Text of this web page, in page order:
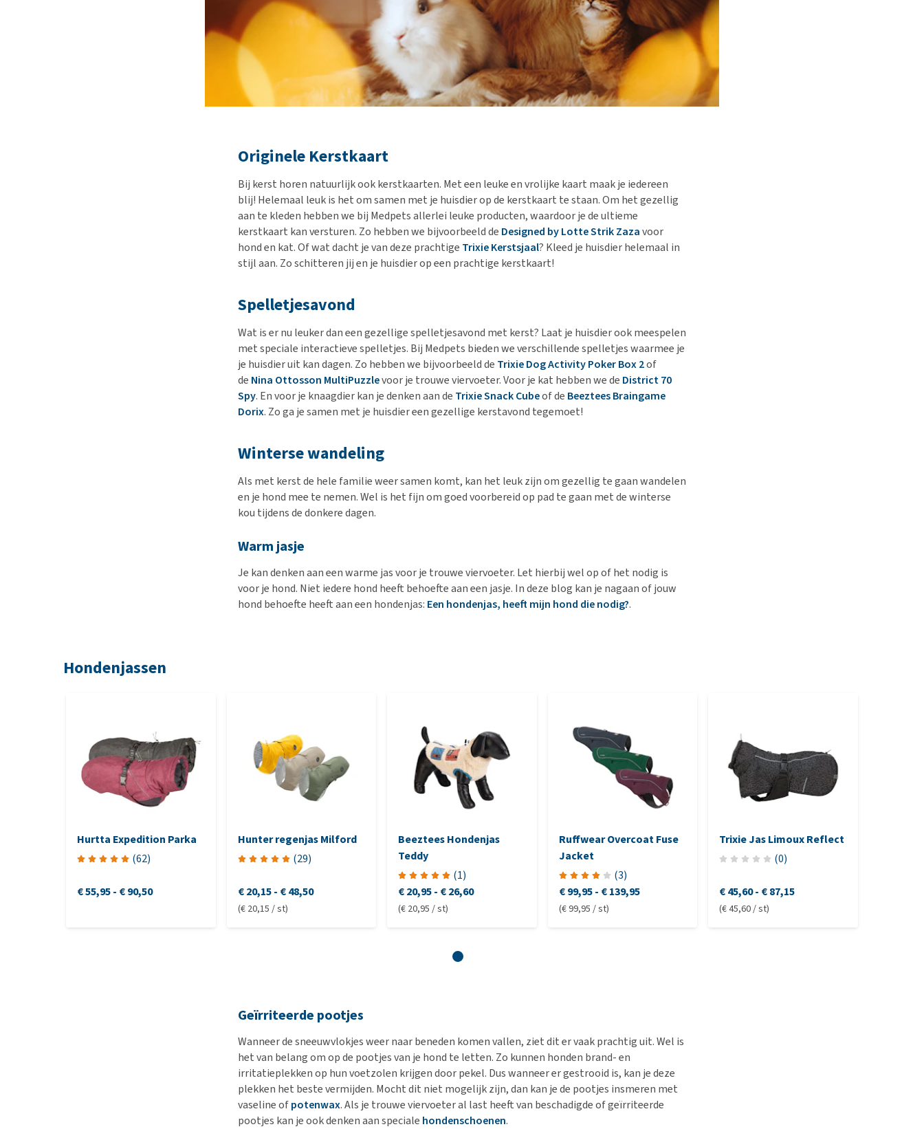
Originele Kerstkaart
Bij kerst horen natuurlijk ook kerstkaarten. Met een leuke en vrolijke kaart maak je iedereen
blij! Helemaal leuk is het om samen met je huisdier op de kerstkaart te staan. Om het gezellig
aan te kleden hebben we bij Medpets allerlei leuke producten, waardoor je de ultieme
kerstkaart kan versturen. Zo hebben we bijvoorbeeld de Designed by Lotte Strik Zazavoor
hond en kat. Of wat dacht je van deze prachtige Trixie Kerstsjaal? Kleed je huisdier helemaal in
stijl aan. Zo schitteren jij en je huisdier op een prachtige kerstkaart!
Spelletjesavond
Wat is er nu leuker dan een gezellige spelletjesavond met kerst? Laat je huisdier ook meespelen
met speciale interactieve spelletjes. Bij Medpets bieden we verschillende spelletjes waarmee je
je huisdier uit kan dagen. Zo hebben we bijvoorbeeld de Trixie Dog Activity Poker Box 2of
de Nina Ottosson MultiPuzzlevoor je trouwe viervoeter. Voor je kat hebben we de District 70
Spy. En voor je knaagdier kan je denken aan de Trixie Snack Cubeof de Beeztees Braingame
Dorix. Zo ga je samen met je huisdier een gezellige kerstavond tegemoet!
Winterse wandeling
Als met kerst de hele familie weer samen komt, kan het leuk zijn om gezellig te gaan wandelen
en je hond mee te nemen. Wel is het fijn om goed voorbereid op pad te gaan met de winterse
kou tijdens de donkere dagen.
Warm jasje
Je kan denken aan een warme jas voor je trouwe viervoeter. Let hierbij wel op of het nodig is
voor je hond. Niet iedere hond heeft behoefte aan een jasje. In deze blog kan je nagaan of jouw
hond behoefte heeft aan een hondenjas: Een hondenjas, heeft mijn hond die nodig?.
Hondenjassen
Hurtta Expedition Parka
(62)
€ 55,95- € 90,50
Hunter regenjas Milford
(29)
€ 20,15 - € 48,50
(€ 20,15 / st)
Beeztees Hondenjas
Teddy
(1)
€ 20,95- € 26,60
(€ 20,95 / st)
Ruffwear Overcoat Fuse
Jacket
(3)
€ 99,95 - € 139,95
(€ 99,95 / st)
Trixie Jas Limoux Reflect
(0)
€ 45,60- € 87,15
(€ 45,60 / st)
Geïrriteerde pootjes
Wanneer de sneeuwvlokjes weer naar beneden komen vallen, ziet dit er vaak prachtig uit. Wel is
het van belang om op de pootjes van je hond te letten. Zo kunnen honden brand- en
irritatieplekken op hun voetzolen krijgen door pekel. Dus wanneer er gestrooid is, kan je deze
plekken het beste vermijden. Mocht dit niet mogelijk zijn, dan kan je de pootjes insmeren met
vaseline ofpotenwax. Als je trouwe viervoeter al last heeft van beschadigde of geïrriteerde
pootjes kan je ook denken aan speciale hondenschoenen.